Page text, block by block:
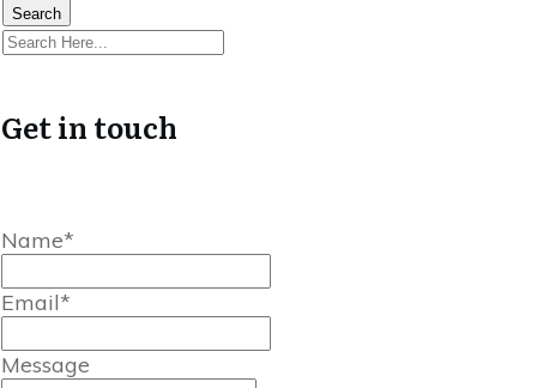
Search
Get in touch
Name*
Email*
Message